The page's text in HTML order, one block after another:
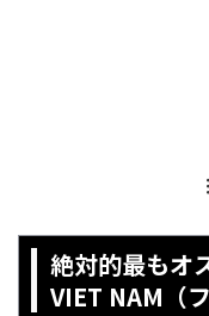
絶対的最もオ
VIET NAM（